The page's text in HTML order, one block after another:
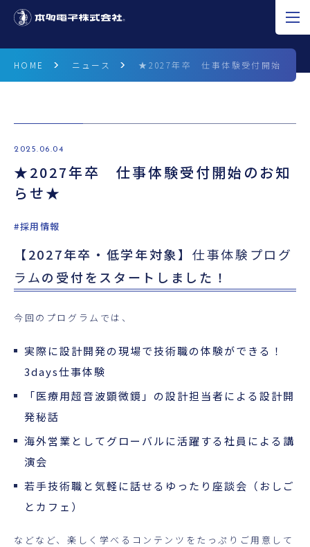
お役立ち資料
お問い合わせ
研究開発
ニュース
超音波科学館
HOME ニュース ★2027年卒 仕事体験受付開始のお
2025.06.04
★2027年卒 仕事体験受付開始のお知
らせ★
#採用情報
【2027年卒・低学年対象】 仕事体験プログ
ラムの受付をスタートしました！
今回のプログラムでは、
実際に設計開発の現場で技術職の体験ができる！
3days仕事体験
「医療用超音波顕微鏡 」の設計担当者による設計開
発秘話
海外営業 としてグローバルに活躍する社員による講
演会
若手技術職と気軽に話せる ゆったり座談会（おしご
とカフェ）
などなど、楽しく学べるコンテンツをたっぷりご用意して